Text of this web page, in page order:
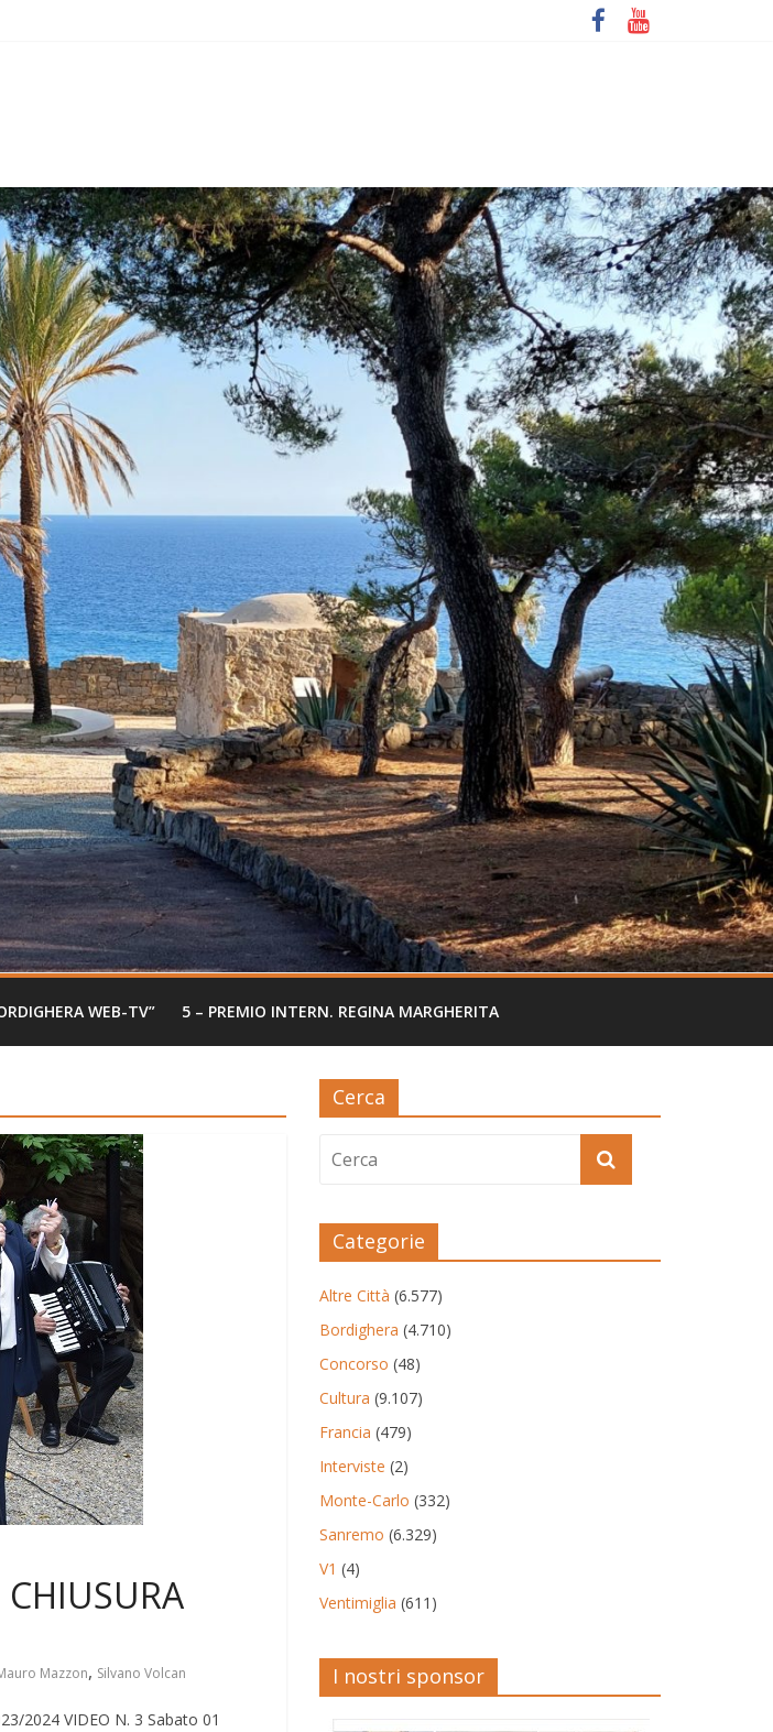
WEB-TV” 5 – PREMIO INTERN. REGINA MARGHERITA
Mazzon, Silvano Volcan
2024 VIDEO N. 3 Sabato 01
Cerca
Categorie
Altre Città (6.577)
Bordighera (4.710)
Concorso (48)
Cultura (9.107)
Francia (479)
Interviste (2)
Monte-Carlo (332)
Sanremo (6.329)
V1 (4)
Ventimiglia (611)
I nostri sponsor